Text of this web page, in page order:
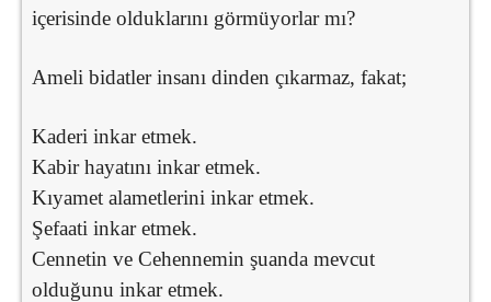
içerisinde olduklarını görmüyorlar mı?
Ameli bidatler insanı dinden çıkarmaz, fakat;
Kaderi inkar etmek.
Kabir hayatını inkar etmek.
Kıyamet alametlerini inkar etmek.
Şefaati inkar etmek.
Cennetin ve Cehennemin şuanda mevcut
olduğunu inkar etmek.